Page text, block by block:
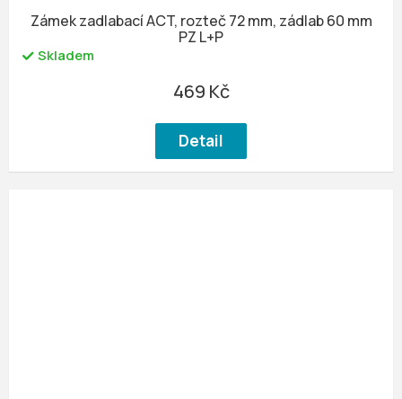
Zámek zadlabací ACT, rozteč 72 mm, zádlab 60 mm
PZ L+P
Skladem
469 Kč
Detail